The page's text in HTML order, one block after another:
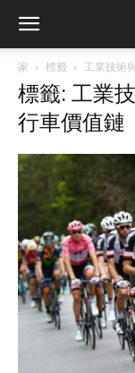
家 標籤 工業技術
標籤: 工業
行車價值鏈